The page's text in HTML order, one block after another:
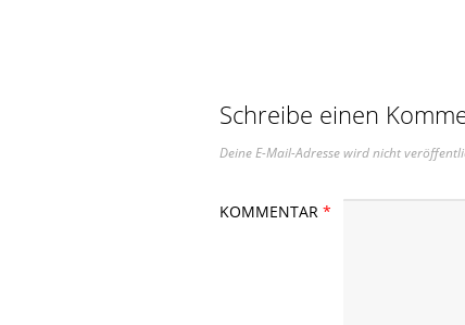
Schreibe einen
Deine E-Mail-Adresse wird nicht
KOMMENTAR*